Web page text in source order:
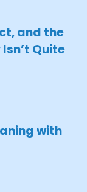
and the
Quite
with